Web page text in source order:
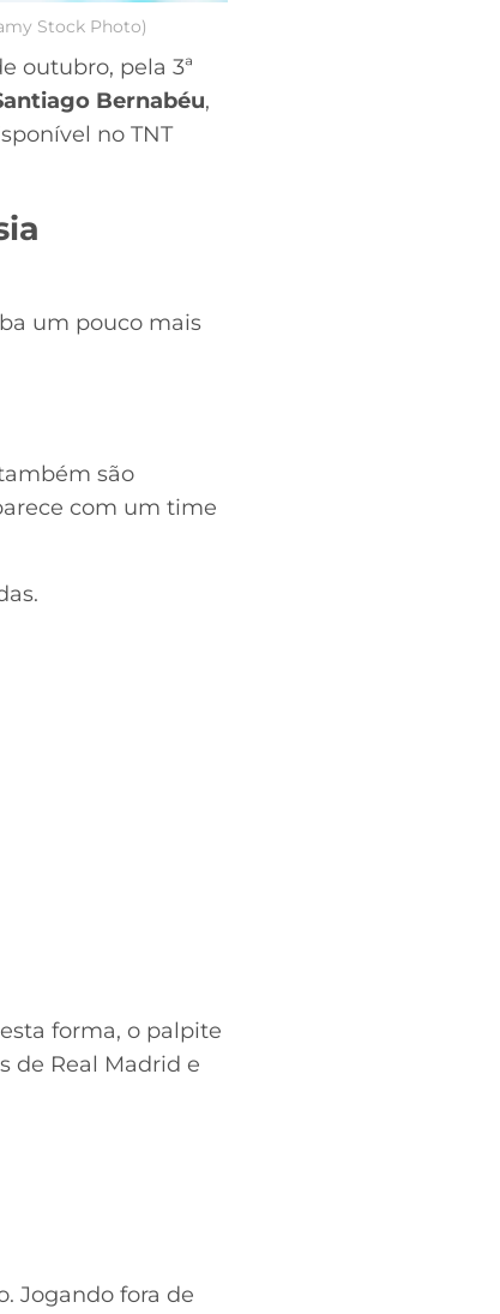
Stock Photo)
outubro, pela 3ª
Bernabéu,
no TNT
um pouco mais
são
com um time
forma, o palpite
de Real Madrid e
Jogando fora de